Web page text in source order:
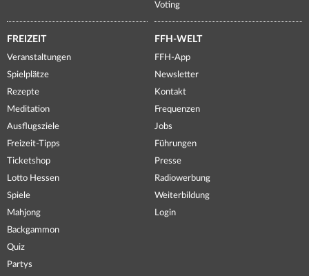
Voting
FREIZEIT
Veranstaltungen
Spielplätze
Rezepte
Meditation
Ausflugsziele
Freizeit-Tipps
Ticketshop
Lotto Hessen
Spiele
Mahjong
Backgammon
Quiz
Partys
FFH-WELT
FFH-App
Newsletter
Kontakt
Frequenzen
Jobs
Führungen
Presse
Radiowerbung
Weiterbildung
Login